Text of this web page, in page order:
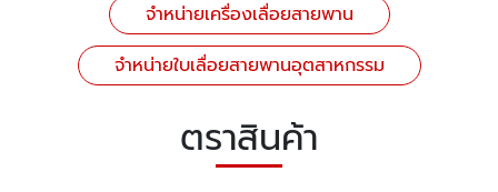
จำหน่ายเครื่องเลื่อยสายพาน
จำหน่ายใบเลื่อยสายพานอุตสาหกรรม
ตราสินค้า